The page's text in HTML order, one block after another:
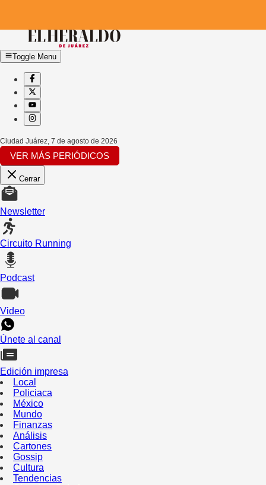
Toggle Menu
Ciudad Juárez 7 de agosto de 2026
VER MÁS PERIÓDICOS
Cerrar
Newsletter
Circuito Running
Podcast
Video
Únete al canal
Edición impresa
Local
Policiaca
México
Mundo
Finanzas
Análisis
Cartones
Gossip
Cultura
Tendencias